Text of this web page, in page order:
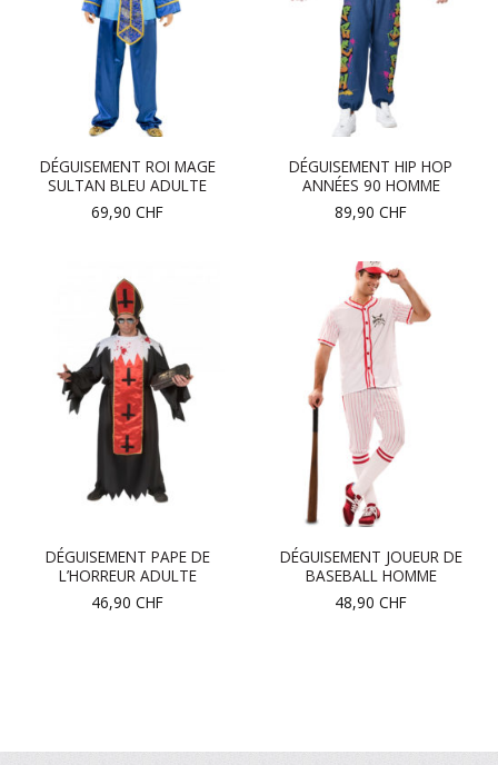
DÉGUISEMENT ROI MAGE
SULTAN BLEU ADULTE
69,90 CHF
DÉGUISEMENT HIP HOP
ANNÉES 90 HOMME
89,90 CHF
DÉGUISEMENT PAPE DE
L’HORREUR ADULTE
46,90 CHF
DÉGUISEMENT JOUEUR DE
BASEBALL HOMME
48,90 CHF